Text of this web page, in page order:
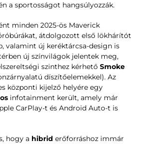
a sportosságot hangsúlyozzák.
minden 2025-ös Maverick
átdolgozott első lökhárítót
valamint új keréktárcsa-design is
új színvilágok jelentek meg,
szinthez kérhető Smoke
díszítőelemekkel). Az
központi kijelző helyére egy
infotainment került, amely már
CarPlay-t és Android Auto-t is
hogy a hibrid erőforráshoz immár